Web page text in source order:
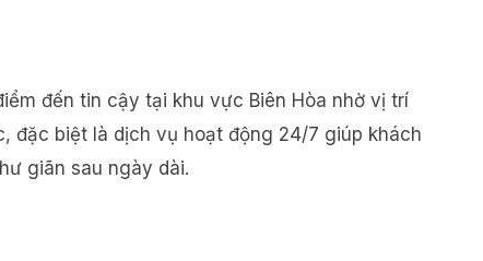
đến tin cậy tại khu vực Biên Hòa nhờ vị trí
đặc biệt là dịch vụ hoạt động 24/7 giúp khách
giãn sau ngày dài.